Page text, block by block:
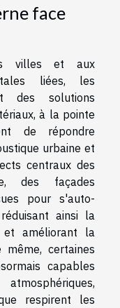
face
villes et aux
liées, les
des solutions
à la pointe
de répondre
urbaine et
centraux des
des façades
pour s'auto-
ainsi la
et améliorant la
même, certaines
capables
respirent les